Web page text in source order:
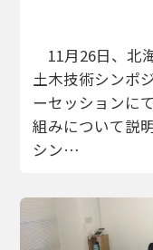
11月26日、北
土木技術シンポ
ーセッションに
組みについて説
シン…